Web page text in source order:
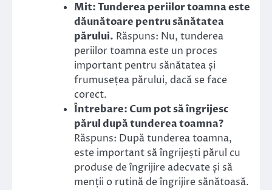
Mit: Tunderea periilor toamna este
dăunătoare pentru sănătatea
părului. Răspuns: Nu, tunderea
periilor toamna este un proces
important pentru sănătatea și
frumusețea părului, dacă se face
corect.
Întrebare: Cum pot să îngrijesc
părul după tunderea toamna?
Răspuns: După tunderea toamna,
este important să îngrijești părul cu
produse de îngrijire adecvate și să
menții o rutină de îngrijire sănătoasă.